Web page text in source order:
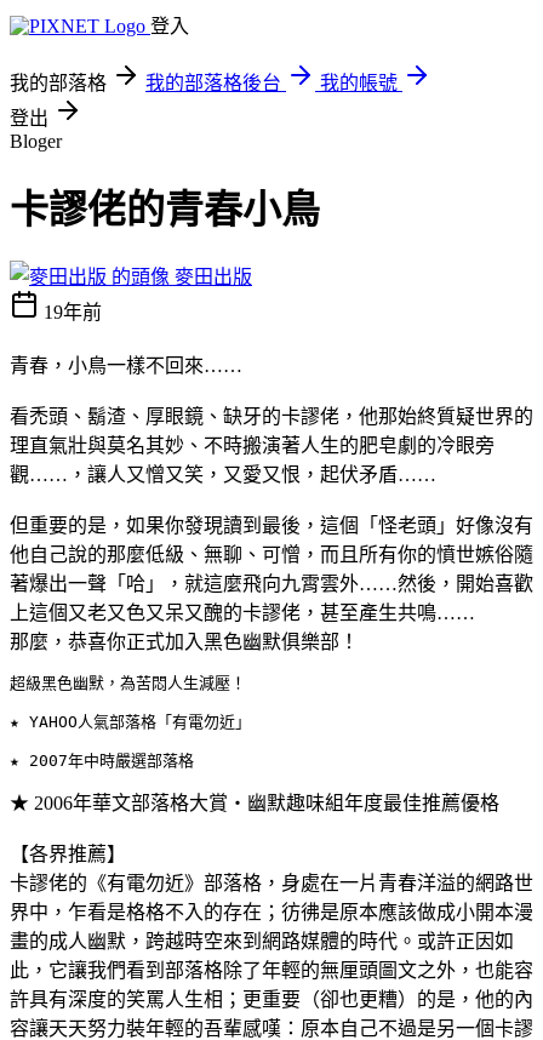
登入
我的部落格 我的部落格後台
我的帳號
登出
Bloger
卡謬佬的青春小鳥
麥田出版
19年前
青春，小鳥一樣不回來……
看禿頭、鬍渣、厚眼鏡、缺牙的卡謬佬，他那始終質疑世界的
理直氣壯與莫名其妙、不時搬演著人生的肥皂劇的冷眼旁
觀……，讓人又憎又笑，又愛又恨，起伏矛盾……
但重要的是，如果你發現讀到最後，這個「怪老頭」好像沒有
他自己說的那麼低級、無聊、可憎，而且所有你的憤世嫉俗隨
著爆出一聲「哈」，就這麼飛向九霄雲外……然後，開始喜歡
上這個又老又色又呆又醜的卡謬佬，甚至產生共鳴……
那麼，恭喜你正式加入黑色幽默俱樂部！
超級黑色幽默，為苦悶人生減壓！
★ YAHOO人氣部落格「有電勿近」
★ 2007年中時嚴選部落格
★ 2006年華文部落格大賞 ‧幽默趣味組年度最佳推薦優格
【各界推薦】
卡謬佬的《有電勿近》部落格，身處在一片青春洋溢的網路世
界中，乍看是格格不入的存在；彷彿是原本應該做成小開本漫
畫的成人幽默，跨越時空來到網路媒體的時代。或許正因如
此，它讓我們看到部落格除了年輕的無厘頭圖文之外，也能容
許具有深度的笑罵人生相；更重要（卻也更糟）的是，他的內
容讓天天努力裝年輕的吾輩感嘆：原本自己不過是另一個卡謬